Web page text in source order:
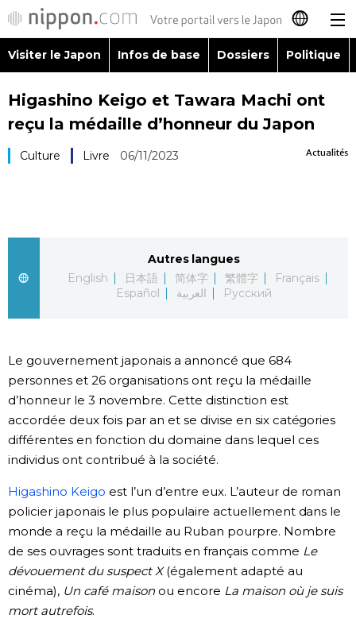
日本語
English
Русский
Visiter le Japon
Dossiers
Politique
Société
Culture
Gastronomie
Le japonais
En plus
Données
Visiter le Japon Infos de base Dossiers Politique
Higashino Keigo et Tawara Machi ont
reçu la médaille d’honneur du Japon
Actualités
Culture Livre 06/11/2023
Autres langues
English
日本語 简体字 繁體字
Français
Español
العربية Русский
Le gouvernement japonais a annoncé que 684
personnes et 26 organisations ont reçu la médaille
d’honneur le 3 novembre. Cette distinction est
accordée deux fois par an et se divise en six catégories
différentes en fonction du domaine dans lequel ces
individus ont contribué à la société.
Higashino Keigo est l’un d’entre eux. L’auteur de roman
policier japonais le plus populaire actuellement dans le
monde a reçu la médaille au Ruban pourpre. Nombre
de ses ouvrages sont traduits en français comme Le
dévouement du suspect X(également adapté au
cinéma), Un café maisonou encore La maison où je suis
mort autrefois.